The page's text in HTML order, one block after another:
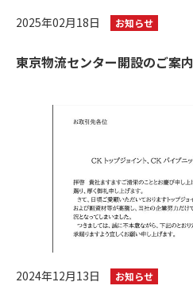
2025年02月18日 お知らせ
東京物流センター開設のご案内
2024年12月13日 お知らせ